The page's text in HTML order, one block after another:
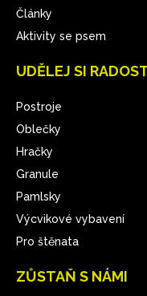
Články
Aktivity se psem
UDĚLEJ SI
Postroje
Oblečky
Hračky
Granule
Pamlsky
Výcvikové vybavení
Pro štěnata
ZŮSTAŇ S NÁMI